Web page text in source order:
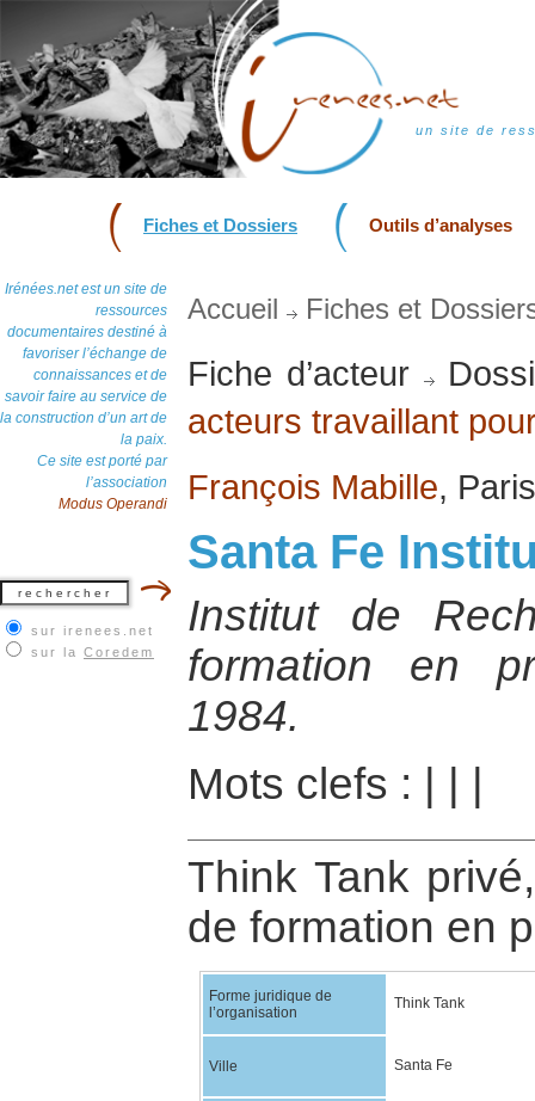
un site de
Fiches et Dossiers Outils d’analyses
Irénées.net est un site de
ressources
documentaires destiné à
favoriser l’échange de
connaissances et de
savoir faire au service de
la construction d’un art de
la paix.
Ce site est porté par
l’association
Modus Operandi
sur irenees.net
sur la Coredem
Accueil Fiches et
Fiche d’acteur
acteurs travaillant
François Mabille,
Santa Fe
Institut de
formation en
1984.
Mots clefs :
Think Tank
de formation en
Forme juridique de
l’organisation
Think Tank
Ville Santa Fe